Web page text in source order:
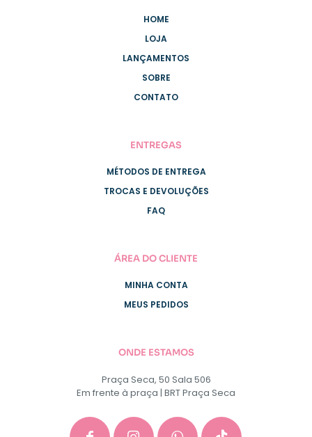
HOME
LOJA
LANÇAMENTOS
SOBRE
CONTATO
ENTREGAS
MÉTODOS DE ENTREGA
TROCAS E DEVOLUÇÕES
FAQ
ÁREA DO CLIENTE
MINHA CONTA
MEUS PEDIDOS
ONDE ESTAMOS
Praça Seca, 50 Sala 506
Em frente à praça | BRT Praça Seca